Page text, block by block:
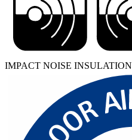
IMPACT NOISE INSULATION